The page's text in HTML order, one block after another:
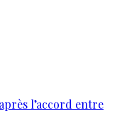
l’accord entre